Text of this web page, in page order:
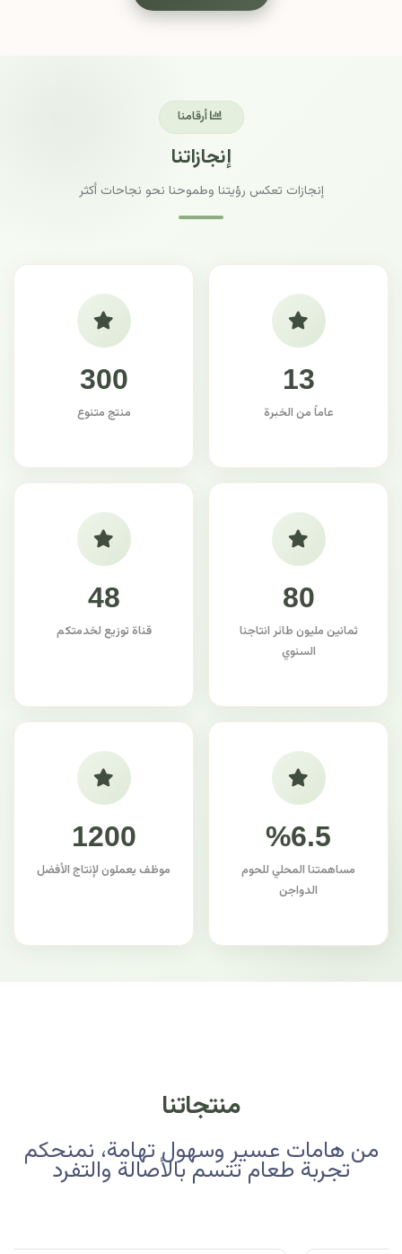
أرقامنا
إنجازاتنا
إنجازات تعكس رؤيتنا وطموحنا نحو نجاحات أكثر
13
عاماً من الخبرة
300
منتج متنوع
80
ثمانين مليون طائر انتاجنا
السنوي
48
قناة توزيع لخدمتكم
%6.5
مساهمتنا المحلي للحوم
الدواجن
1200
موظف يعملون لإنتاج الأفضل
منتجاتنا
من هامات عسير وسهول تهامة، نمنحكم
تجربة طعام تتسم بالأصالة والتفرد